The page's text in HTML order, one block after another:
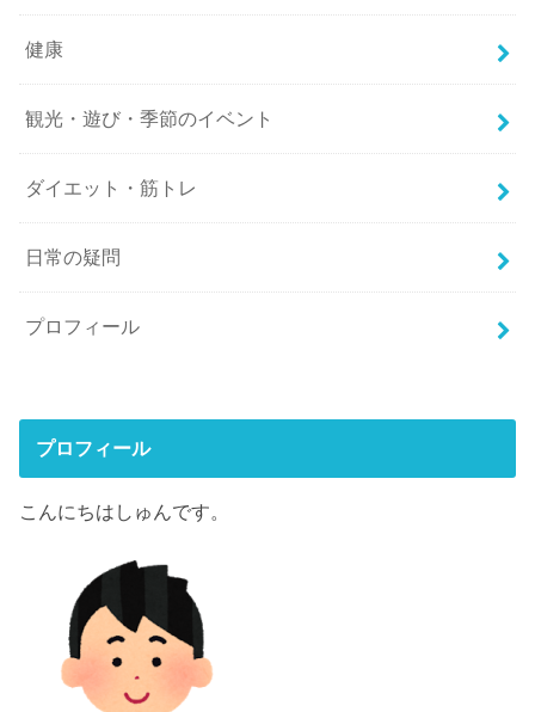
健康
観光・遊び・季節のイベント
ダイエット・筋トレ
日常の疑問
プロフィール
プロフィール
こんにちはしゅんです。